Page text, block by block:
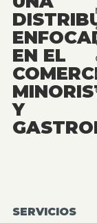
EN EL
Y
SERVICIOS